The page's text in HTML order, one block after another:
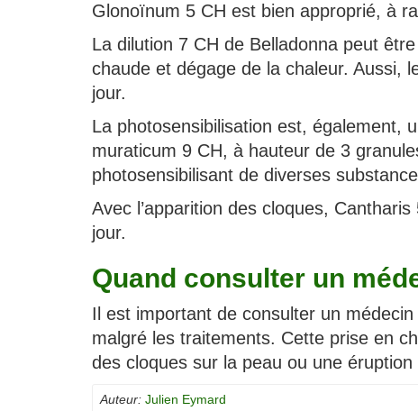
Glonoïnum 5 CH est bien approprié, à
La dilution 7 CH de Belladonna peut
chaude et dégage de la chaleur. Aussi,
jour.
La photosensibilisation est, également,
muraticum 9 CH, à hauteur de 3
photosensibilisant de diverses
Avec l’apparition des cloques,
jour.
Quand consulter un
Il est important de consulter un
malgré les traitements. Cette prise en
des cloques sur la peau ou une éruption
Auteur: Julien Eymard